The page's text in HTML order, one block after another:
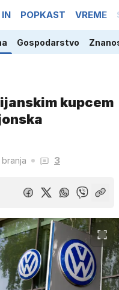
IN POPKAST VREME
Gospodarstvo
kupcem
3